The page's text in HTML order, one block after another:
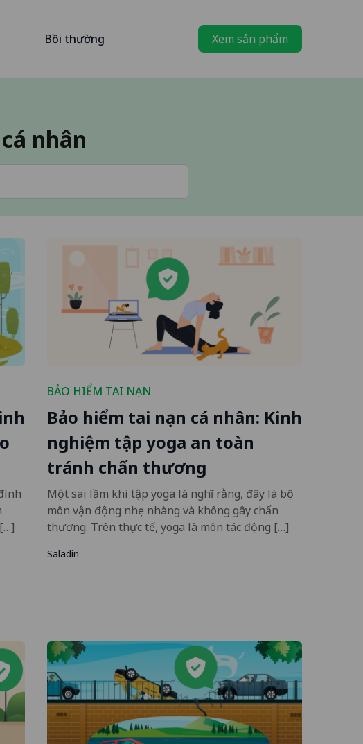
Bồi thường Xem sản phẩm
nhân
BẢO HIỂM TAI NẠN
Bảo hiểm tai nạn cá nhân: Kinh
nghiệm tập yoga an toàn
tránh chấn thương
Một sai lầm khi tập yoga là nghĩ rằng, đây là bộ
môn vận động nhẹ nhàng và không gây chấn
thương. Trên thực tế, yoga là môn tác động […]
Saladin